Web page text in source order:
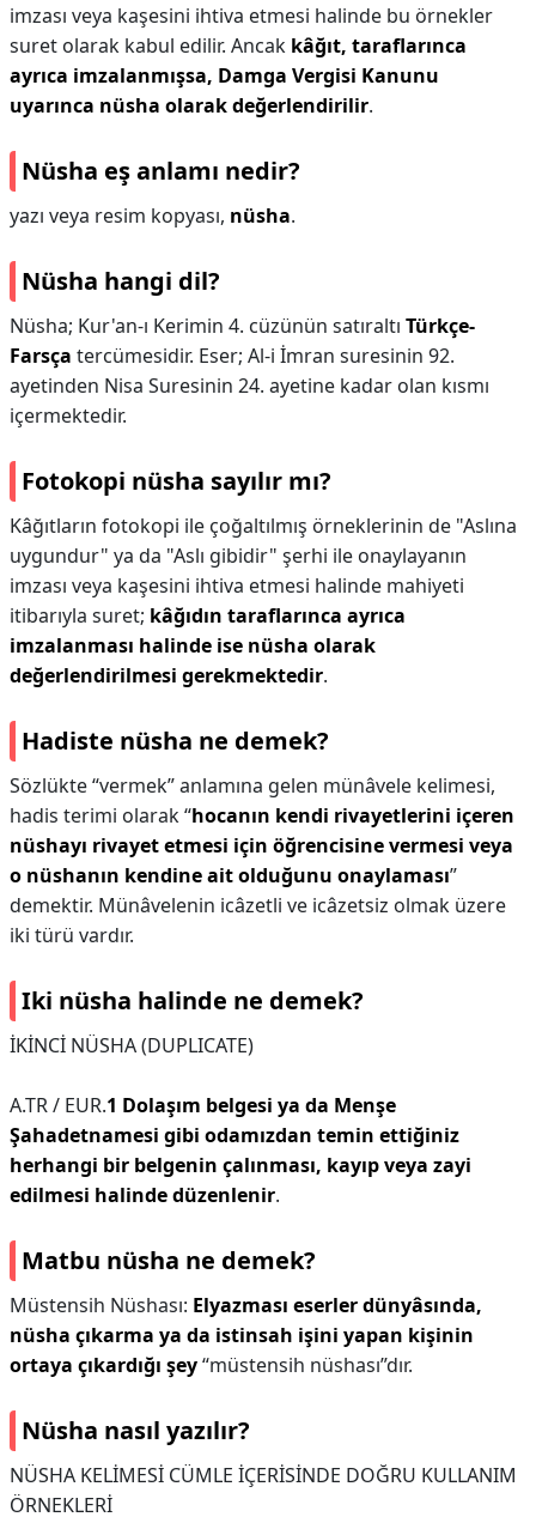
imzası veya kaşesini ihtiva etmesi halinde bu örnekler
suret olarak kabul edilir. Ancak kâğıt, taraflarınca
ayrıca imzalanmışsa, Damga Vergisi Kanunu
uyarınca nüsha olarak değerlendirilir.
Nüsha eş anlamı nedir?
yazı veya resim kopyası, nüsha.
Nüsha hangi dil?
Nüsha; Kur'an-ı Kerimin 4. cüzünün satıraltı Türkçe-
Farsça tercümesidir. Eser; Al-i İmran suresinin 92.
ayetinden Nisa Suresinin 24. ayetine kadar olan kısmı
içermektedir.
Fotokopi nüsha sayılır mı?
Kâğıtların fotokopi ile çoğaltılmış örneklerinin de "Aslına
uygundur" ya da "Aslı gibidir" şerhi ile onaylayanın
imzası veya kaşesini ihtiva etmesi halinde mahiyeti
itibarıyla suret; kâğıdın taraflarınca ayrıca
imzalanması halinde ise nüsha olarak
değerlendirilmesi gerekmektedir.
Hadiste nüsha ne demek?
Sözlükte “vermek” anlamına gelen münâvele kelimesi,
hadis terimi olarak “hocanın kendi rivayetlerini içeren
nüshayı rivayet etmesi için öğrencisine vermesi veya
o nüshanın kendine ait olduğunu onaylaması”
demektir. Münâvelenin icâzetli ve icâzetsiz olmak üzere
iki türü vardır.
Iki nüsha halinde ne demek?
İKİNCİ NÜSHA (DUPLICATE)
A.TR / EUR.1 Dolaşım belgesi ya da Menşe
Şahadetnamesi gibi odamızdan temin ettiğiniz
herhangi bir belgenin çalınması, kayıp veya zayi
edilmesi halinde düzenlenir.
Matbu nüsha ne demek?
Müstensih Nüshası: Elyazması eserler dünyâsında,
nüsha çıkarma ya da istinsah işini yapan kişinin
ortaya çıkardığı şey“müstensih nüshası”dır.
Nüsha nasıl yazılır?
NÜSHA KELİMESİ CÜMLE İÇERİSİNDE DOĞRU KULLANIM
ÖRNEKLERİ